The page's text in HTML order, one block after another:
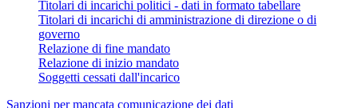
Titolari di incarichi politici - dati in formato tabellare
Titolari di incarichi di amministrazione di direzione o di
governo
Relazione di fine mandato
Relazione di inizio mandato
Soggetti cessati dall'incarico
Sanzioni per mancata comunicazione dei dati